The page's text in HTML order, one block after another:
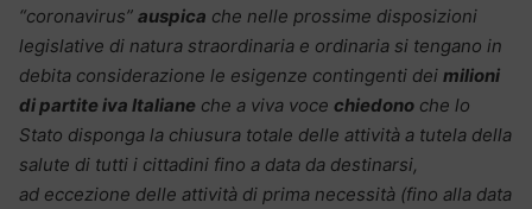
“coronavirus” auspica che nelle prossime disposizioni
legislative di natura straordinaria e ordinaria si tengano in
debita considerazione le esigenze contingenti dei milioni
di partite iva Italiane che a viva voce chiedono che lo
Stato disponga la chiusura totale delle attività a tutela della
salute di tutti i cittadini fino a data da destinarsi,
ad eccezione delle attività di prima necessità (fino alla data